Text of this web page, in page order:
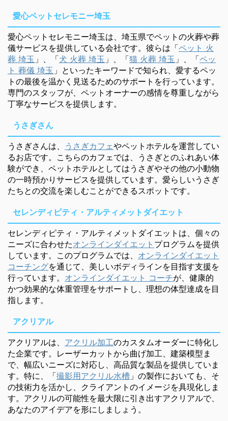
愛心ペットセレモニー埼玉
愛心ペットセレモニー埼玉は、埼玉県でペットの火葬や葬
儀サービスを提供している会社です。彼らは「ペット 火
葬 埼玉 」、「犬 火葬 埼玉 」、「猫 火葬 埼玉 」、「ペッ
ト 葬儀 埼玉 」といったキーワードで知られ、愛するペッ
トの最後を温かく見送るためのサポートを行っています。
専門のスタッフが、ペットオーナーの感情を尊重しながら
丁寧なサービスを提供します。
うさぎさん
うさぎさんは、 うさぎカフェやペットホテルを運営してい
るお店です。こちらのカフェでは、うさぎとのふれあい体
験ができ、ペットホテルとしてはうさぎやその他の小動物
の一時預かりサービスを提供しています。愛らしいうさぎ
たちとの交流を楽しむことができるスポットです。
セレンディピティ・アルティメットダイエット
セレンディピティ・アルティメットダイエットは、個々の
ニーズに合わせたオンラインダイエット プログラムを提供
しています。このプログラムでは、 オンラインダイエット
コーチングを通じて、美しいボディラインを目指す支援を
行っています。 オンラインダイエット コーチが、健康的
かつ効果的な体重管理をサポートし、理想の体型達成を目
指します。
アクリアル
アクリアルは、 アクリル加工のカスタムオーダーに特化し
た企業です。レーザーカットから曲げ加工、建築模型ま
で、幅広いニーズに対応し、高品質な製品を提供していま
す。特に、「撮影用アクリル水槽 」の製作においても、そ
の技術力を活かし、クライアントのイメージを具現化しま
す。アクリルの可能性を最大限に引き出すアクリアルで、
あなたのアイデアを形にしましょう。